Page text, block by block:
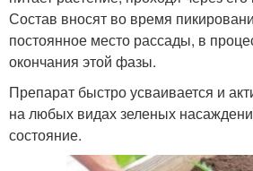
Состав вносят во время
постоянное место рассады, в
окончания этой фазы.
Препарат быстро усваивается и
на любых видах зеленых
состояние.